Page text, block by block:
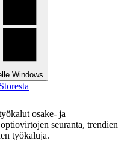
Windows
osake- ja
seuranta, trendien
työkaluja.